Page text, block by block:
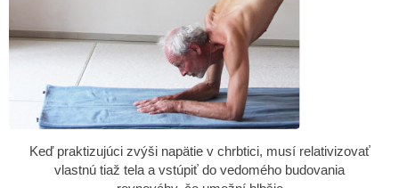
Keď praktizujúci zvýši napätie v chrbtici, musí relativizovať
vlastnú tiaž tela a vstúpiť do vedomého budovania